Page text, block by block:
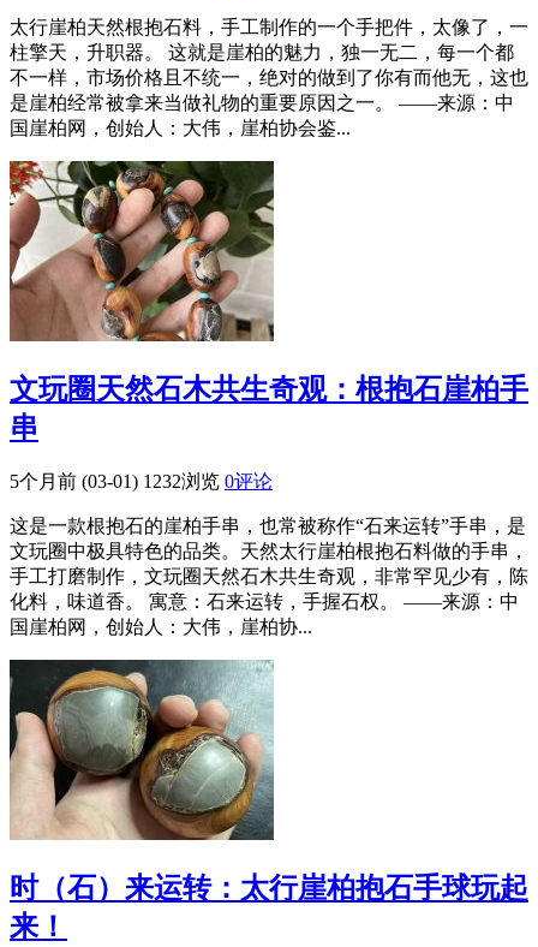
太行崖柏天然根抱石料，手工制作的一个手把件，太像了，一
柱擎天，升职器。 这就是崖柏的魅力，独一无二，每一个都
不一样，市场价格且不统一，绝对的做到了你有而他无，这也
是崖柏经常被拿来当做礼物的重要原因之一。 ——来源：中
国崖柏网，创始人：大伟，崖柏协会鉴...
文玩圈天然石木共生奇观：根抱石崖柏手
串
5个月前 (03-01) 1232浏览 0评论
这是一款根抱石的崖柏手串，也常被称作“石来运转”手串，是
文玩圈中极具特色的品类。天然太行崖柏根抱石料做的手串，
手工打磨制作，文玩圈天然石木共生奇观，非常罕见少有，陈
化料，味道香。 寓意：石来运转，手握石权。 ——来源：中
国崖柏网，创始人：大伟，崖柏协...
时（石）来运转：太行崖柏抱石手球玩起
来！